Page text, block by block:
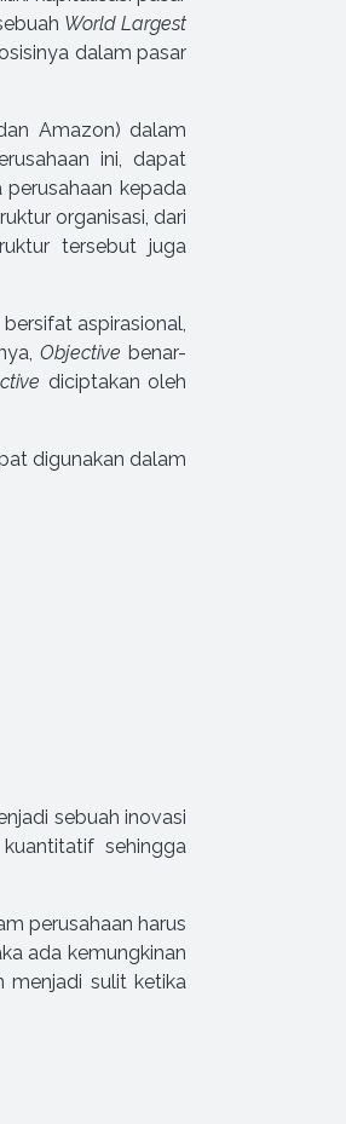
World Largest
dalam pasar
Amazon) dalam
ini, dapat
kepada
organisasi, dari
tersebut juga
aspirasional,
Objective benar-
diciptakan oleh
digunakan dalam
sebuah inovasi
sehingga
perusahaan harus
ada kemungkinan
menjadi sulit ketika